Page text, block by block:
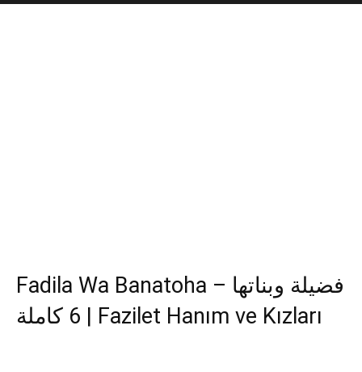
Fadila Wa Banatoha – فضيلة وبناتها
6 كاملة | Fazilet Hanım ve Kızları